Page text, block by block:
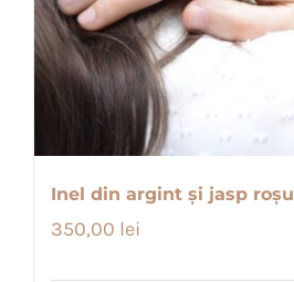
Inel din argint și jasp roșu
350,00 lei